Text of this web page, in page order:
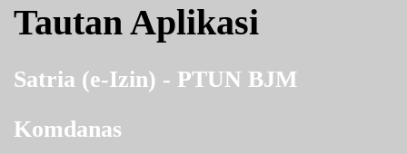
Tautan Aplikasi
Satria (e-Izin) - PTUN BJM
Komdanas